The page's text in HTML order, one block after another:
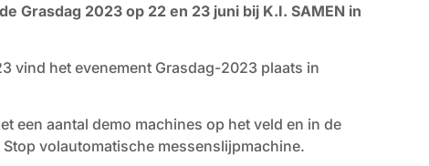
Grasdag 2023 op 22 en 23 juni bij K.I. SAMEN in
vind het evenement Grasdag-2023 plaats in
een aantal demo machines op het veld en in de
volautomatische messenslijpmachine.